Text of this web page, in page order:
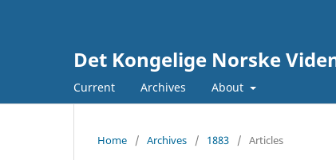
Det Kongelige Norske
Current Archives About
Home / Archives / 1883 / Articles